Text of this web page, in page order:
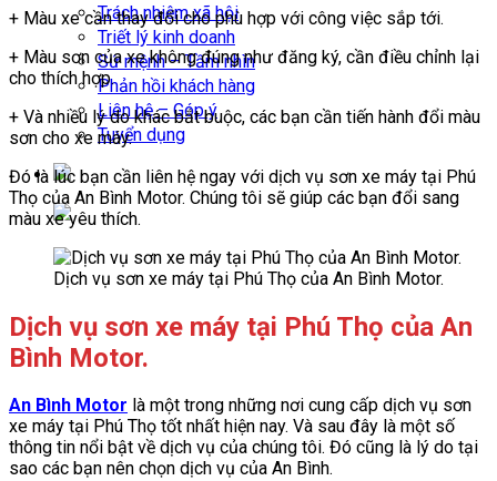
Trách nhiệm xã hội
Triết lý kinh doanh
Sứ mệnh – Tầm nhìn
Phản hồi khách hàng
Liên hệ – Góp ý
Tuyển dụng
+ Màu xe cần thay đổi cho phù hợp với công việc sắp tới.
+ Màu sơn của xe không đúng như đăng ký, cần điều chỉnh lại
cho thích hợp.
+ Và nhiều lý do khác bắt buộc, các bạn cần tiến hành đổi màu
sơn cho xe máy.
Đó là lúc bạn cần liên hệ ngay với dịch vụ sơn xe máy tại Phú
Thọ của An Bình Motor. Chúng tôi sẽ giúp các bạn đổi sang
màu xe yêu thích.
Dịch vụ sơn xe máy tại Phú Thọ của An Bình Motor.
Dịch vụ sơn xe máy tại Phú Thọ của An
Bình Motor.
An Bình Motor là một trong những nơi cung cấp dịch vụ sơn
xe máy tại Phú Thọ tốt nhất hiện nay. Và sau đây là một số
thông tin nổi bật về dịch vụ của chúng tôi. Đó cũng là lý do tại
sao các bạn nên chọn dịch vụ của An Bình.